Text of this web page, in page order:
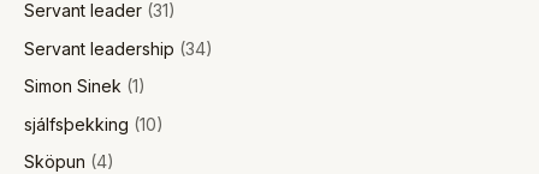
Servant leader (31)
Servant leadership (34)
Simon Sinek (1)
sjálfsþekking (10)
Sköpun (4)